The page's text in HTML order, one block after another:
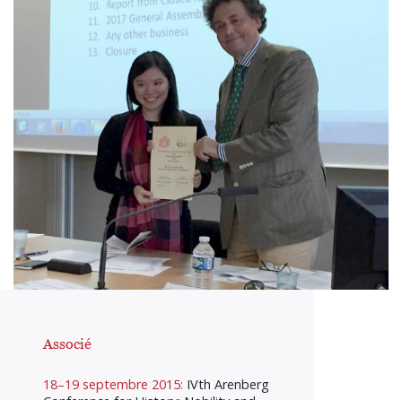
Associé
18–19 septembre 2015: IVth Arenberg